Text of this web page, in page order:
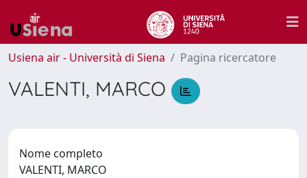
Usiena air - Università di Siena Pagina ricercatore
VALENTI, MARCO
Nome completo
VALENTI, MARCO